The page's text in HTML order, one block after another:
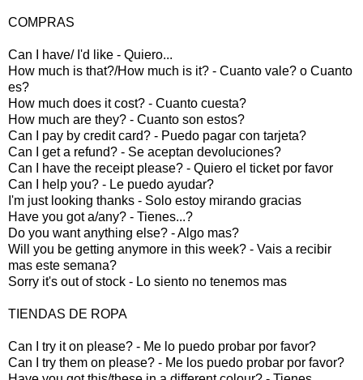
COMPRAS
Can I have/ I'd like - Quiero...
How much is that?/How much is it? - Cuanto vale? o Cuanto
es?
How much does it cost? - Cuanto cuesta?
How much are they? - Cuanto son estos?
Can I pay by credit card? - Puedo pagar con tarjeta?
Can I get a refund? - Se aceptan devoluciones?
Can I have the receipt please? - Quiero el ticket por favor
Can I help you? - Le puedo ayudar?
I'm just looking thanks - Solo estoy mirando gracias
Have you got a/any? - Tienes...?
Do you want anything else? - Algo mas?
Will you be getting anymore in this week? - Vais a recibir
mas este semana?
Sorry it's out of stock - Lo siento no tenemos mas
TIENDAS DE ROPA
Can I try it on please? - Me lo puedo probar por favor?
Can I try them on please? - Me los puedo probar por favor?